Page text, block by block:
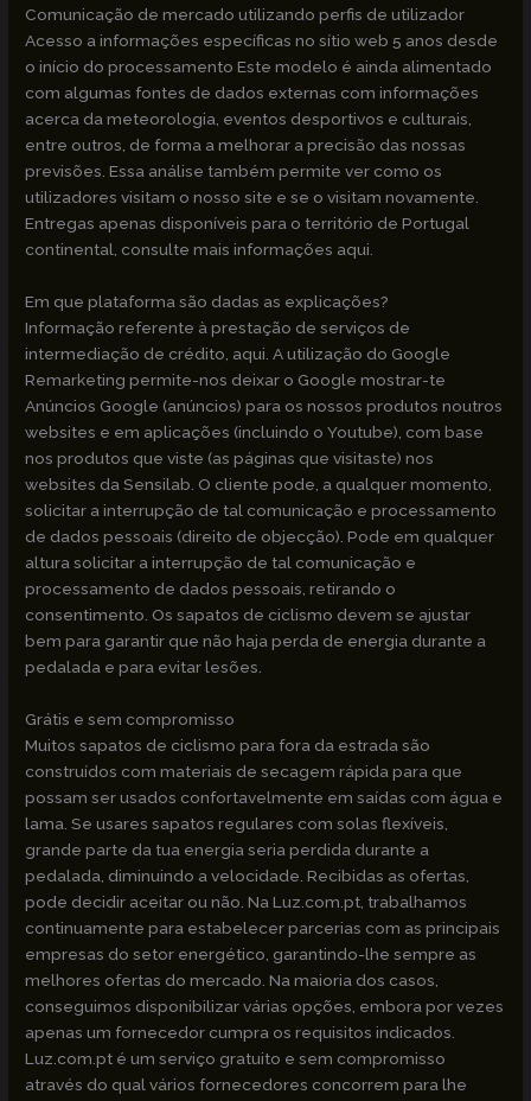
Comunicação de mercado utilizando perfis de utilizador
Acesso a informações específicas no sítio web 5 anos desde
o início do processamento Este modelo é ainda alimentado
com algumas fontes de dados externas com informações
acerca da meteorologia, eventos desportivos e culturais,
entre outros, de forma a melhorar a precisão das nossas
previsões. Essa análise também permite ver como os
utilizadores visitam o nosso site e se o visitam novamente.
Entregas apenas disponíveis para o território de Portugal
continental, consulte mais informações aqui.
Em que plataforma são dadas as explicações?
Informação referente à prestação de serviços de
intermediação de crédito, aqui. A utilização do Google
Remarketing permite-nos deixar o Google mostrar-te
Anúncios Google (anúncios) para os nossos produtos noutros
websites e em aplicações (incluindo o Youtube), com base
nos produtos que viste (as páginas que visitaste) nos
websites da Sensilab. O cliente pode, a qualquer momento,
solicitar a interrupção de tal comunicação e processamento
de dados pessoais (direito de objecção). Pode em qualquer
altura solicitar a interrupção de tal comunicação e
processamento de dados pessoais, retirando o
consentimento. Os sapatos de ciclismo devem se ajustar
bem para garantir que não haja perda de energia durante a
pedalada e para evitar lesões.
Grátis e sem compromisso
Muitos sapatos de ciclismo para fora da estrada são
construídos com materiais de secagem rápida para que
possam ser usados confortavelmente em saídas com água e
lama. Se usares sapatos regulares com solas flexíveis,
grande parte da tua energia seria perdida durante a
pedalada, diminuindo a velocidade. Recibidas as ofertas,
pode decidir aceitar ou não. Na Luz.com.pt, trabalhamos
continuamente para estabelecer parcerias com as principais
empresas do setor energético, garantindo-lhe sempre as
melhores ofertas do mercado. Na maioria dos casos,
conseguimos disponibilizar várias opções, embora por vezes
apenas um fornecedor cumpra os requisitos indicados.
Luz.com.pt é um serviço gratuito e sem compromisso
através do qual vários fornecedores concorrem para lhe